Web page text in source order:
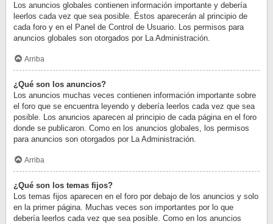
Los anuncios globales contienen información importante y debería
leerlos cada vez que sea posible. Éstos aparecerán al principio de
cada foro y en el Panel de Control de Usuario. Los permisos para
anuncios globales son otorgados por La Administración.
Arriba
¿Qué son los anuncios?
Los anuncios muchas veces contienen información importante sobre
el foro que se encuentra leyendo y debería leerlos cada vez que sea
posible. Los anuncios aparecen al principio de cada página en el foro
donde se publicaron. Como en los anuncios globales, los permisos
para anuncios son otorgados por La Administración.
Arriba
¿Qué son los temas fijos?
Los temas fijos aparecen en el foro por debajo de los anuncios y solo
en la primer página. Muchas veces son importantes por lo que
debería leerlos cada vez que sea posible. Como en los anuncios